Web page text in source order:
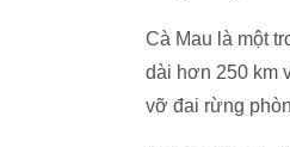
Cà Mau là một
dài hơn 250 km
vỡ đai rừng